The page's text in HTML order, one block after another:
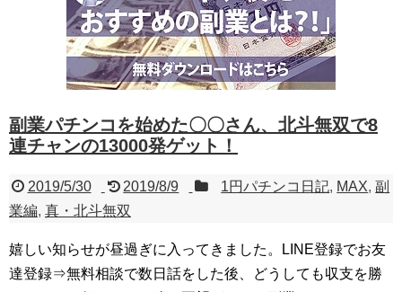
副業パチンコを始めた〇〇さん、北斗無双で8
連チャンの13000発ゲット！
2019/5/30 2019/8/9 1円パチンコ日記, MAX,副
業編, 真・北斗無双
嬉しい知らせが昼過ぎに入ってきました。LINE登録でお友
達登録⇒無料相談で数日話をした後、どうしても収支を勝